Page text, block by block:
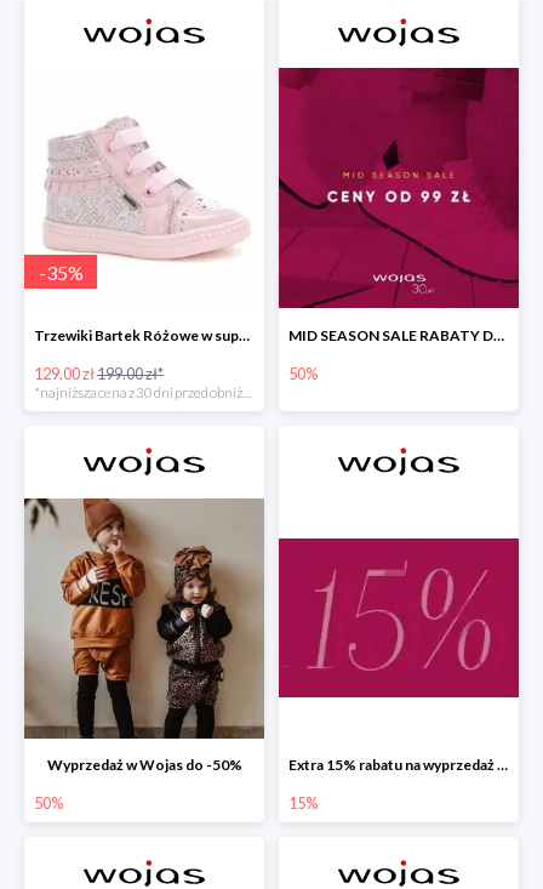
-35%
Trzewiki Bartek Różowe w super cenie
129.00 zł199.00 zł*
MID SEASON SALE RABATY DO -50%
50%
Wyprzedaż w Wojas do -50%
50%
Extra 15% rabatu na wyprzedaż w Wojas z kodem rabatowym
15%